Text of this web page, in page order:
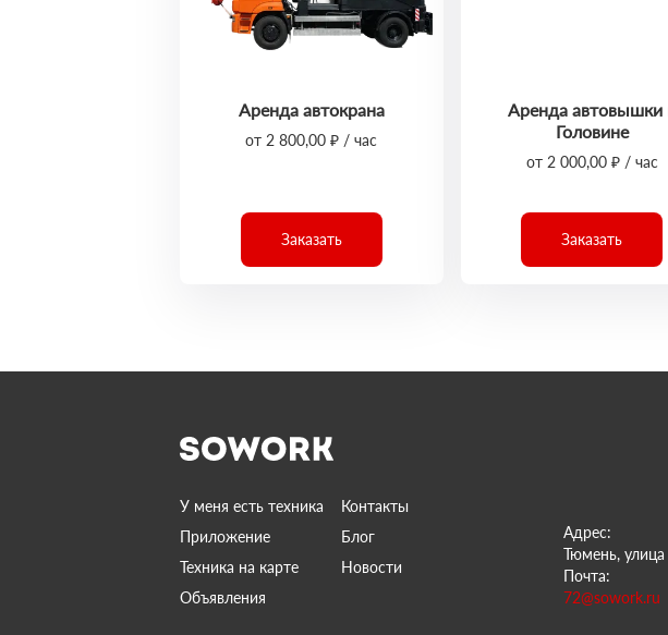
Аренда автокрана
от 2 800,00 ₽ / час
Заказать
Аренда автовышки
Головине
от 2 000,00 ₽ / час
Заказать
У меня есть техника
Контакты
Приложение
Блог
Техника на карте
Новости
Объявления
Адрес:
Тюмень,
Почта:
72@sowork.ru